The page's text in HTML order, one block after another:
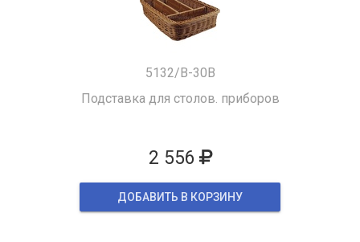
5132/B-30B
Подставка для столов. приборов
2 556
ДОБАВИТЬ В КОРЗИНУ